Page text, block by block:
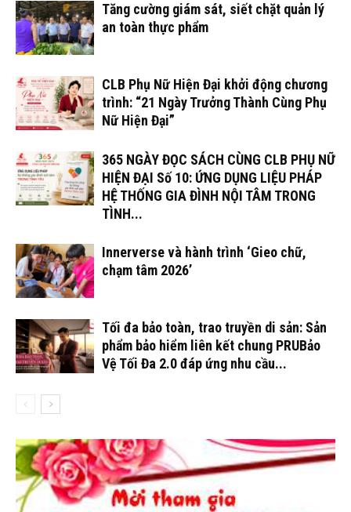
Tăng cường giám sát, siết chặt quản lý
an toàn thực phẩm
CLB Phụ Nữ Hiện Đại khởi động chương
trình: “21 Ngày Trưởng Thành Cùng Phụ
Nữ Hiện Đại”
365 NGÀY ĐỌC SÁCH CÙNG CLB PHỤ NỮ
HIỆN ĐẠI Số 10: ỨNG DỤNG LIỆU PHÁP
HỆ THỐNG GIA ĐÌNH NỘI TÂM TRONG
TÌNH...
Innerverse và hành trình ‘Gieo chữ,
chạm tâm 2026’
Tối đa bảo toàn, trao truyền di sản: Sản
phẩm bảo hiểm liên kết chung PRUBảo
Vệ Tối Đa 2.0 đáp ứng nhu cầu...